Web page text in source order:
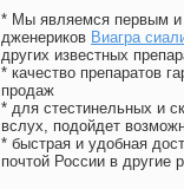
* Мы являемся первым и
дженериков Виагра
других известных
* качество препаратов
продаж
* для стестинельных и
вслух, подойдет
* быстрая и удобная
почтой России в другие